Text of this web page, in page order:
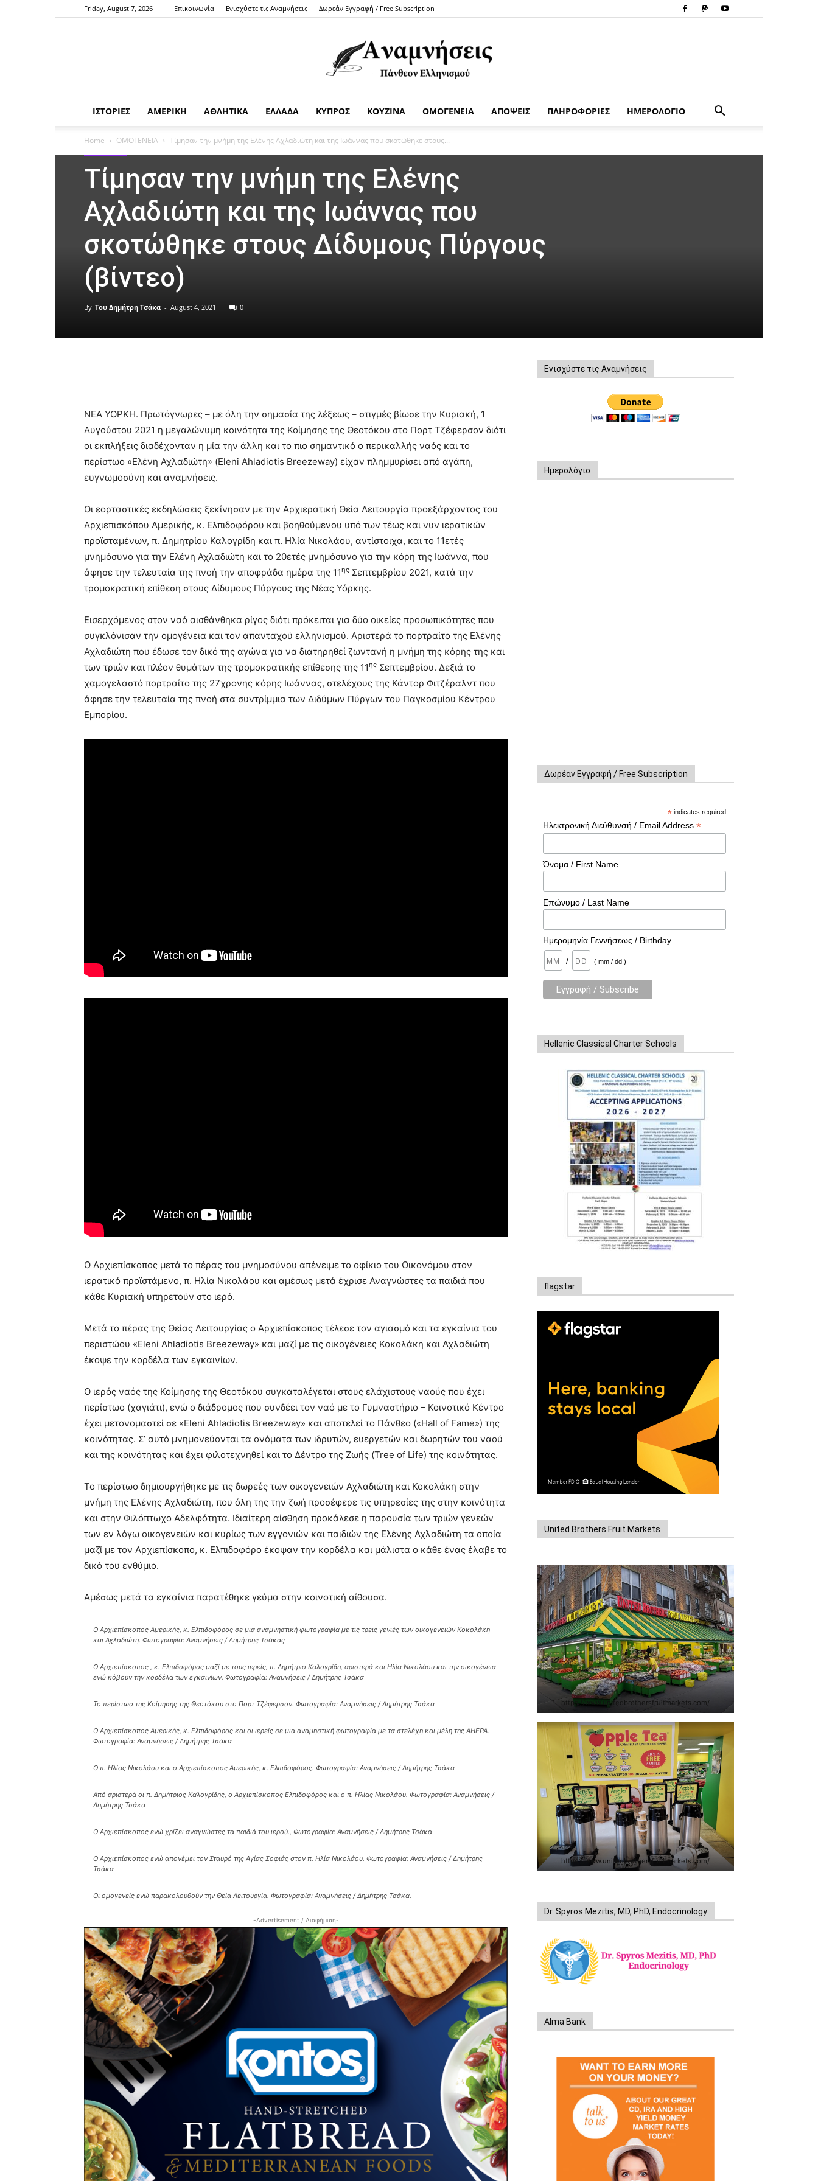
Friday, August 7, 2026 Επικοινωνία Ενισχύστε τις Αναμνήσεις Δωρεάν Εγγραφή / Free Subscription
ΙΣΤΟΡΙΕΣ ΑΜΕΡΙΚΗ ΑΘΛΗΤΙΚΑ ΕΛΛΑΔΑ ΚΥΠΡΟΣ ΚΟΥΖΙΝΑ ΟΜΟΓΕΝΕΙΑ ΑΠΟΨΕΙΣ ΠΛΗΡΟΦΟΡΙΕΣ ΗΜΕΡΟΛΟΓΙΟ
Home ΟΜΟΓΕΝΕΙΑ Τίμησαν την μνήμη της Ελένης Αχλαδιώτη και της Ιωάννας που σκοτώθηκε στους...
Τίμησαν την μνήμη της Ελένης
Αχλαδιώτη και της Ιωάννας που
σκοτώθηκε στους Δίδυμους Πύργους
(βίντεο)
By Του Δημήτρη Τσάκα - August 4, 2021 0
ΝΕΑ ΥΟΡΚΗ. Πρωτόγνωρες – με όλη την σημασία της λέξεως – στιγμές βίωσε την Κυριακή, 1
Αυγούστου 2021 η μεγαλώνυμη κοινότητα της Κοίμησης της Θεοτόκου στο Πορτ Τζέφερσον διότι
οι εκπλήξεις διαδέχονταν η μία την άλλη και το πιο σημαντικό ο περικαλλής ναός και το
περίστωο «Ελένη Αχλαδιώτη» (Eleni Ahladiotis Breezeway) είχαν πλημμυρίσει από αγάπη,
ευγνωμοσύνη και αναμνήσεις.
Οι εορταστικές εκδηλώσεις ξεκίνησαν με την Αρχιερατική Θεία Λειτουργία προεξάρχοντος του
Αρχιεπισκόπου Αμερικής, κ. Ελπιδοφόρου και βοηθούμενου υπό των τέως και νυν ιερατικών
προϊσταμένων, π. Δημητρίου Καλογρίδη και π. Ηλία Νικολάου, αντίστοιχα, και το 11ετές
μνημόσυνο για την Ελένη Αχλαδιώτη και το 20ετές μνημόσυνο για την κόρη της Ιωάννα, που
άφησε την τελευταία της πνοή την αποφράδα ημέρα της 11ης Σεπτεμβρίου 2021, κατά την
τρομοκρατική επίθεση στους Δίδυμους Πύργους της Νέας Υόρκης.
Εισερχόμενος στον ναό αισθάνθηκα ρίγος διότι πρόκειται για δύο οικείες προσωπικότητες που
συγκλόνισαν την ομογένεια και τον απανταχού ελληνισμού. Αριστερά το πορτραίτο της Ελένης
Αχλαδιώτη που έδωσε τον δικό της αγώνα για να διατηρηθεί ζωντανή η μνήμη της κόρης της και
των τριών και πλέον θυμάτων της τρομοκρατικής επίθεσης της 11ης Σεπτεμβρίου. Δεξιά το
χαμογελαστό πορτραίτο της 27χρονης κόρης Ιωάννας, στελέχους της Κάντορ Φιτζέραλντ που
άφησε την τελευταία της πνοή στα συντρίμμια των Διδύμων Πύργων του Παγκοσμίου Κέντρου
Εμπορίου.
Ο Αρχιεπίσκοπος μετά το πέρας του μνημοσύνου απένειμε το οφίκιο του Οικονόμου στον
ιερατικό προϊστάμενο, π. Ηλία Νικολάου και αμέσως μετά έχρισε Αναγνώστες τα παιδιά που
κάθε Κυριακή υπηρετούν στο ιερό.
Μετά το πέρας της Θείας Λειτουργίας ο Αρχιεπίσκοπος τέλεσε τον αγιασμό και τα εγκαίνια του
περιστώου «Eleni Ahladiotis Breezeway» και μαζί με τις οικογένειες Κοκολάκη και Αχλαδιώτη
έκοψε την κορδέλα των εγκαινίων.
Ο ιερός ναός της Κοίμησης της Θεοτόκου συγκαταλέγεται στους ελάχιστους ναούς που έχει
περίστωο (χαγιάτι), ενώ ο διάδρομος που συνδέει τον ναό με το Γυμναστήριο – Κοινοτικό Κέντρο
έχει μετονομαστεί σε «Eleni Ahladiotis Breezeway» και αποτελεί το Πάνθεο («Hall of Fame») της
κοινότητας. Σ’ αυτό μνημονεύονται τα ονόματα των ιδρυτών, ευεργετών και δωρητών του ναού
και της κοινότητας και έχει φιλοτεχνηθεί και το Δέντρο της Ζωής (Tree of Life) της κοινότητας.
Το περίστωο δημιουργήθηκε με τις δωρεές των οικογενειών Αχλαδιώτη και Κοκολάκη στην
μνήμη της Ελένης Αχλαδιώτη, που όλη της την ζωή προσέφερε τις υπηρεσίες της στην κοινότητα
και στην Φιλόπτωχο Αδελφότητα. Ιδιαίτερη αίσθηση προκάλεσε η παρουσία των τριών γενεών
των εν λόγω οικογενειών και κυρίως των εγγονιών και παιδιών της Ελένης Αχλαδιώτη τα οποία
μαζί με τον Αρχιεπίσκοπο, κ. Ελπιδοφόρο έκοψαν την κορδέλα και μάλιστα ο κάθε ένας έλαβε το
δικό του ενθύμιο.
Αμέσως μετά τα εγκαίνια παρατέθηκε γεύμα στην κοινοτική αίθουσα.
Ο Αρχιεπίσκοπος Αμερικής, κ. Ελπιδοφόρος σε μια αναμνηστική φωτογραφία με τις τρεις γενιές των οικογενειών Κοκολάκη
και Αχλαδιώτη. Φωτογραφία: Αναμνήσεις / Δημήτρης Τσάκας
Ο Αρχιεπίσκοπος , κ. Ελπιδοφόρος μαζί με τους ιερείς, π. Δημήτριο Καλογρίδη, αριστερά και Ηλία Νικολάου και την οικογένεια
ενώ κόβουν την κορδέλα των εγκαινίων. Φωτογραφία: Αναμνήσεις / Δημήτρης Τσάκα
Το περίστωο της Κοίμησης της Θεοτόκου στο Πορτ Τζέφερσον. Φωτογραφία: Αναμνήσεις / Δημήτρης Τσάκα
Ο Αρχιεπίσκοπος Αμερικής, κ. Ελπιδοφόρος και οι ιερείς σε μια αναμηστική φωτογραφία με τα στελέχη και μέλη της AHEPA.
Φωτογραφία: Αναμνήσεις / Δημήτρης Τσάκα
Ο π. Ηλίας Νικολάου και ο Αρχιεπίσκοπος Αμερικής, κ. Ελπιδοφόρος. Φωτογραφία: Αναμνήσεις / Δημήτρης Τσάκα
Από αριστερά οι π. Δημήτριος Καλογρίδης, ο Αρχιεπίσκοπος Ελπιδοφόρος και ο π. Ηλίας Νικολάου. Φωτογραφία: Αναμνήσεις /
Δημήτρης Τσάκα
Ο Αρχιεπίσκοπος ενώ χρίζει αναγνώστες τα παιδιά του ιερού., Φωτογραφία: Αναμνήσεις / Δημήτρης Τσάκα
Ο Αρχιεπίσκοπος ενώ απονέμει τον Σταυρό της Αγίας Σοφιάς στον π. Ηλία Νικολάου. Φωτογραφία: Αναμνήσεις / Δημήτρης
Τσάκα
Οι ομογενείς ενώ παρακολουθούν την Θεία Λειτουργία. Φωτογραφία: Αναμνήσεις / Δημήτρης Τσάκα.
-Advertisement / Διαφήμιση-
Ενισχύστε τις Αναμνήσεις
Ημερολόγιο
Δωρέαν Εγγραφή / Free Subscription
* indicates required
Ηλεκτρονική Διεύθυνσή / Email Address *
Όνομα / First Name
Επώνυμο / Last Name
Ημερομηνία Γεννήσεως / Birthday
/ ( mm / dd )
Hellenic Classical Charter Schools
flagstar
United Brothers Fruit Markets
https://www.unitedbrothersfruitmarkets.com/
https://www.unitedbrothersfruitmarkets.com/
Dr. Spyros Mezitis, MD, PhD, Endocrinology
Alma Bank